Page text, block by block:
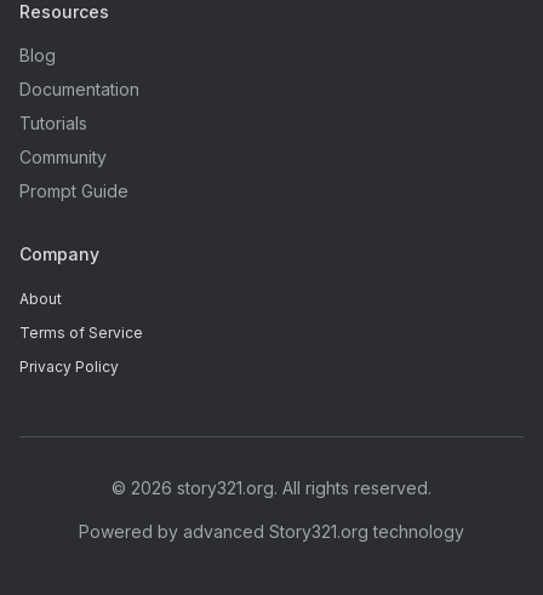
Resources
Blog
Documentation
Tutorials
Community
Prompt Guide
Company
About
Terms of Service
Privacy Policy
© 2026 story321.org. All rights reserved.
Powered by advanced Story321.org technology